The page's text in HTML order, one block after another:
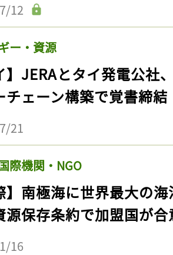
12
ー・資源
】JERAとタイ発電公社
チェーン構築で覚書締結
21
際機関・NGO
】南極海に世界最大の
源保存条約で加盟国が合
16